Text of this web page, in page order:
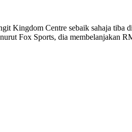
Kingdom Centre sebaik sahaja
Fox Sports, dia membelanjakan